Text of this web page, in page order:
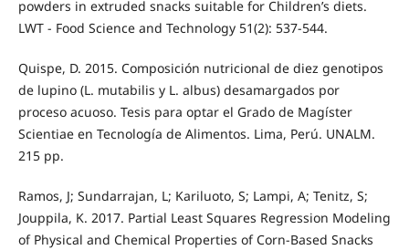
powders in extruded snacks suitable for Children’s diets.
LWT - Food Science and Technology 51(2): 537-544.
Quispe, D. 2015. Composición nutricional de diez genotipos
de lupino (L. mutabilis y L. albus) desamargados por
proceso acuoso. Tesis para optar el Grado de Magíster
Scientiae en Tecnología de Alimentos. Lima, Perú. UNALM.
215 pp.
Ramos, J; Sundarrajan, L; Kariluoto, S; Lampi, A; Tenitz, S;
Jouppila, K. 2017. Partial Least Squares Regression Modeling
of Physical and Chemical Properties of Corn-Based Snacks